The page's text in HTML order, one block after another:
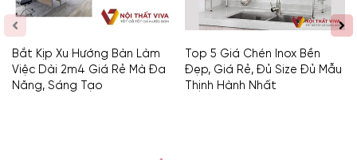
Bắt Kịp Xu Hướng Bàn Làm
Việc Dài 2m4 Giá Rẻ Mà Đa
Năng, Sáng Tạo
Top 5 Giá Chén Inox Bền
Đẹp, Giá Rẻ, Đủ Size Đủ Mẫu
Thịnh Hành Nhất